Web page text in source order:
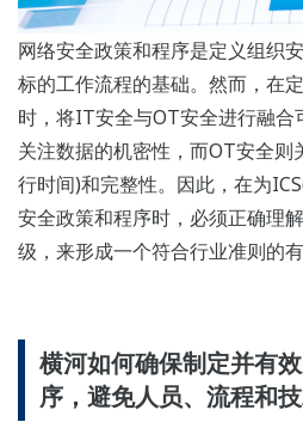
网络安全政策和程序是定义组织
标的工作流程的基础。然而，在
时，将IT安全与OT安全进行融
关注数据的机密性，而OT安全则
行时间)和完整性。因此，在为
安全政策和程序时，必须正确理
级，来形成一个符合行业准则的有
横河如何确保制定并有
序，避免人员、流程和